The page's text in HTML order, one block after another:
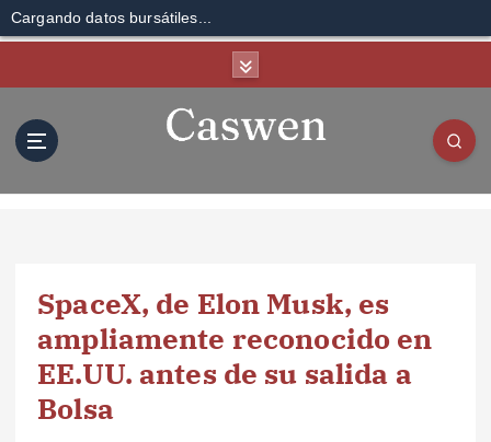
Cargando datos bursátiles...
SpaceX, de Elon Musk, es
ampliamente reconocido en
EE.UU. antes de su salida a
Bolsa